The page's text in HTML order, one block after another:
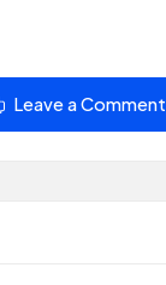
Leave a Comment